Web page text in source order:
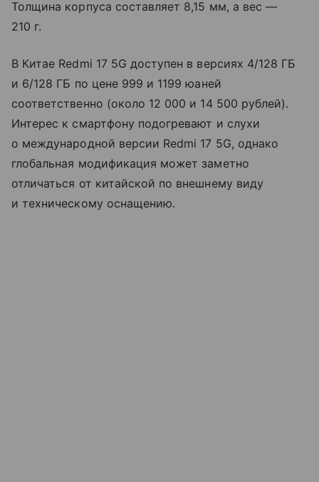
Толщина корпуса составляет 8,15 мм, а вес —
210 г.
В Китае Redmi 17 5G доступен в версиях 4/128 ГБ
и 6/128 ГБ по цене 999 и 1199 юаней
соответственно (около 12 000 и 14 500 рублей).
Интерес к смартфону подогревают и слухи
о международной версии Redmi 17 5G, однако
глобальная модификация может заметно
отличаться от китайской по внешнему виду
и техническому оснащению.